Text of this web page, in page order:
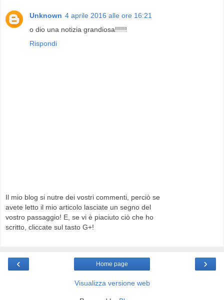
Unknown 4 aprile 2016 alle ore 16:21
o dio una notizia grandiosa!!!!!!
Rispondi
Il mio blog si nutre dei vostri commenti, perciò se
avete letto il mio articolo lasciate un segno del
vostro passaggio! E, se vi è piaciuto ciò che ho
scritto, cliccate sul tasto G+!
‹ ›
Home page
Visualizza versione web